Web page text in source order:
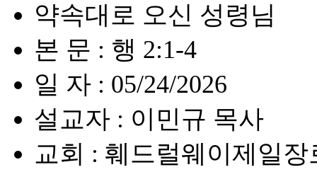
약속대로 오신 성령님
본 문 : 행 2:1-4
일 자 : 05/24/2026
설교자 : 이민규 목사
교회 : 훼드럴웨이제일장